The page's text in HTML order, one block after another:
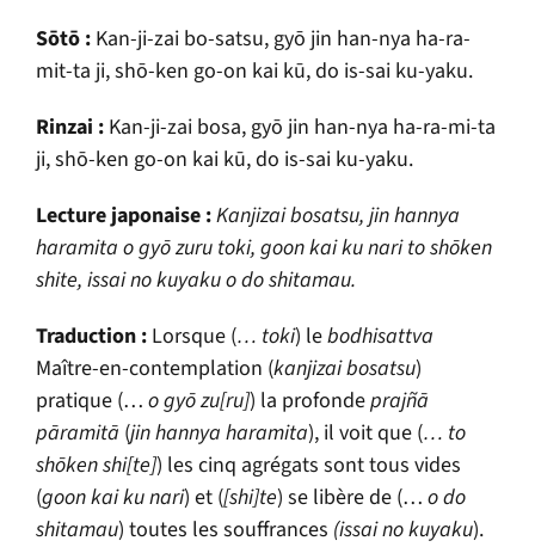
Sōtō: Kan-ji-zai bo-satsu, gyō jin han-nya ha-ra-
mit-ta ji, shō-ken go-on kai kū, do is-sai ku-yaku.
Rinzai : Kan-ji-zai bosa, gyō jin han-nya ha-ra-mi-ta
ji, shō-ken go-on kai kū, do is-sai ku-yaku.
Lecture japonaise :Kanjizai bosatsu, jin hannya
haramita o gyōzuru toki, goon kai ku nari to shōken
shite, issai no kuyaku o do shitamau.
Traduction : Lorsque (… toki) lebodhisattva
Maître-en-contemplation (kanjizai bosatsu)
pratique (… o gyōzu[ru]) la profondeprajñā
pāramitā (jin hannya haramita), il voit que (… to
shōken shi[te]) les cinq agrégats sont tous vides
(goon kai ku nari) et ([shi]te) se libère de (… o do
shitamau) toutes les souffrances (issai no kuyaku).